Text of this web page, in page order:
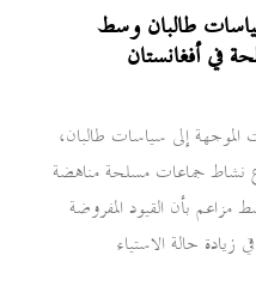
طالبان وسط
في أفغانستان
الموجهة إلى سياسات طالبان،
نشاط جماعات مسلحة مناهضة
بأن القيود المفروضة
حالة الاستياء